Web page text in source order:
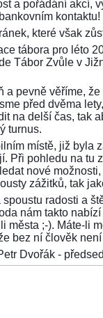
a pořádání akcí,
kontaktu!
které však
tábora pro léto
Tábor Zvůle v
a pevně věříme,
před dvěma
na delší čas, tak
turnus.
místě, již byla
Při pohledu na tu
nové
zážitků, tak
radosti a
nám takto
města ;-). Máte-li
bez ní člověk
Dvořák -